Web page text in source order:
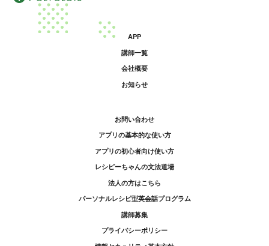
APP
講師一覧
会社概要
お知らせ
お問い合わせ
アプリの基本的な使い方
アプリの初心者向け使い方
レシピーちゃんの文法道場
法人の方はこちら
パーソナルレシピ型英会話プログラム
講師募集
プライバシーポリシー